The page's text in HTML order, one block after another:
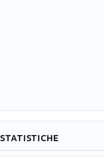
STATISTICHE